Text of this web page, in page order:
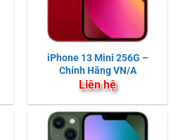
iPhone 13 Mini 256G –
Chính Hãng VN/A
Liên hệ